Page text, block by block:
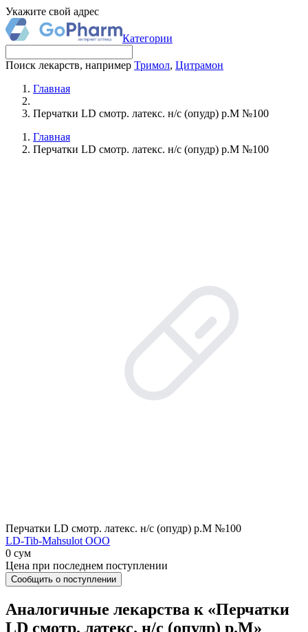
Укажите свой адрес
Категории
Поиск лекарств, например Тримол, Цитрамон
Главная
Перчатки LD смотр. латекс. н/с (опудр) р.M №100
Главная
Перчатки LD смотр. латекс. н/с (опудр) р.M №100
Перчатки LD смотр. латекс. н/с (опудр) р.M №100
LD-Tib-Mahsulot ООО
0 сум
Цена при последнем поступлении
Сообщить о поступлении
Аналогичные лекарства к «Перчатки
LD смотр. латекс. н/с (опудр) р.M»